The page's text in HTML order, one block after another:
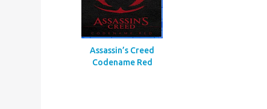
Assassin’s Creed
Codename Red